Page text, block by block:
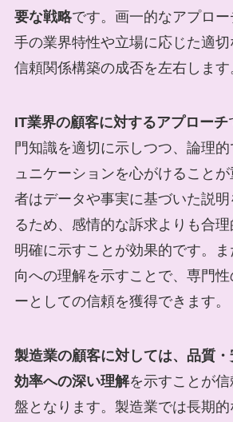
要な戦略です。画一的なアプロ
手の業界特性や立場に応じた適切
信頼関係構築の成否を左右します
IT業界の顧客に対するアプローチ
門知識を適切に示しつつ、論理的
ュニケーションを心がけること
者はデータや事実に基づいた説
るため、感情的な訴求よりも合
明確に示すことが効果的です。
向への理解を示すことで、専門
ーとしての信頼を獲得できます。
製造業の顧客に対しては、品質
効率への深い理解を示すことが
盤となります。製造業では長期